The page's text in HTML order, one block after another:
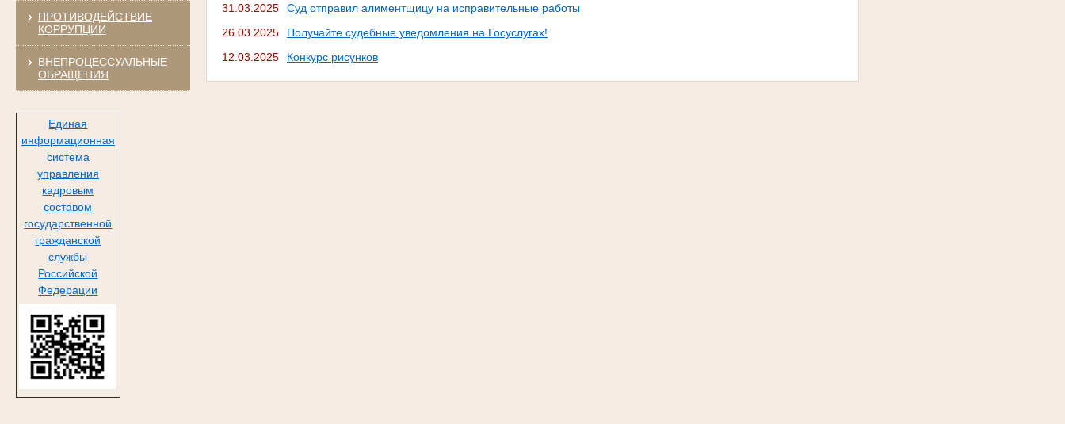
ПРОТИВОДЕЙСТВИЕ
КОРРУПЦИИ
ВНЕПРОЦЕССУАЛЬНЫЕ
ОБРАЩЕНИЯ
Единая
информационная
система
управления
кадровым
составом
государственной
гражданской
службы
Российской
Федерации
31.03.2025
Суд отправил алиментщицу на исправительные работы
26.03.2025
Получайте судебные уведомления на Госуслугах!
12.03.2025
Конкурс рисунков